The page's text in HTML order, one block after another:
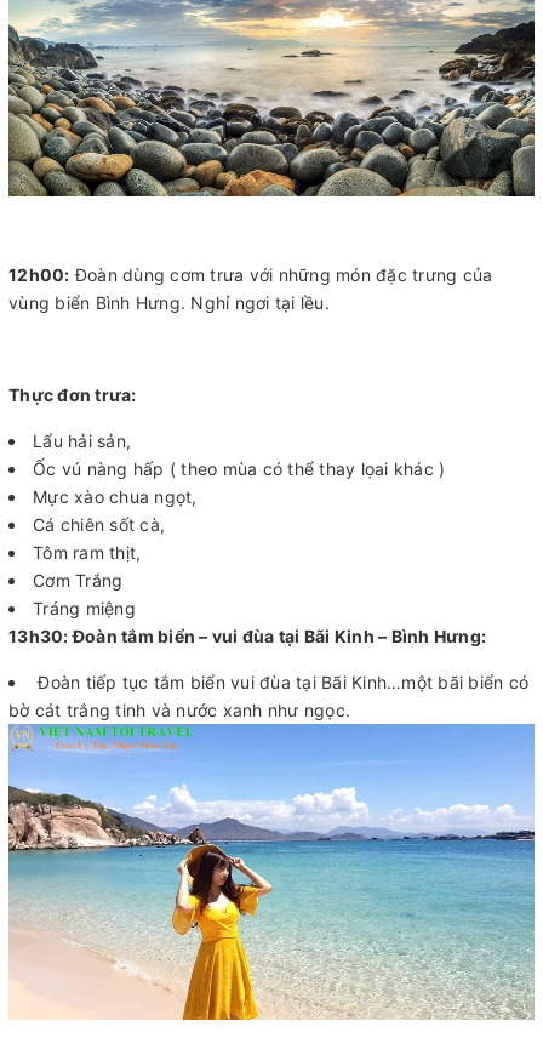
12h00: Đoàn dùng cơm trưa với những món đặc trưng của
vùng biển Bình Hưng. Nghỉ ngơi tại lều.
Thực đơn trưa:
Lẩu hải sản,
Ốc vú nàng hấp ( theo mùa có thể thay lọai khác )
Mực xào chua ngọt,
Cá chiên sốt cà,
Tôm ram thịt,
Cơm Trắng
Tráng miệng
13h30:Đoàn tắm biển – vui đùa tại Bãi Kinh – Bình Hưng:
Đoàn tiếp tục tắm biển vui đùa tại Bãi Kinh…một bãi biển có
bờ cát trắng tinh và nước xanh như ngọc.